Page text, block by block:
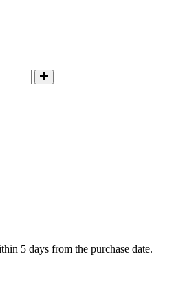
5 days from the purchase date.